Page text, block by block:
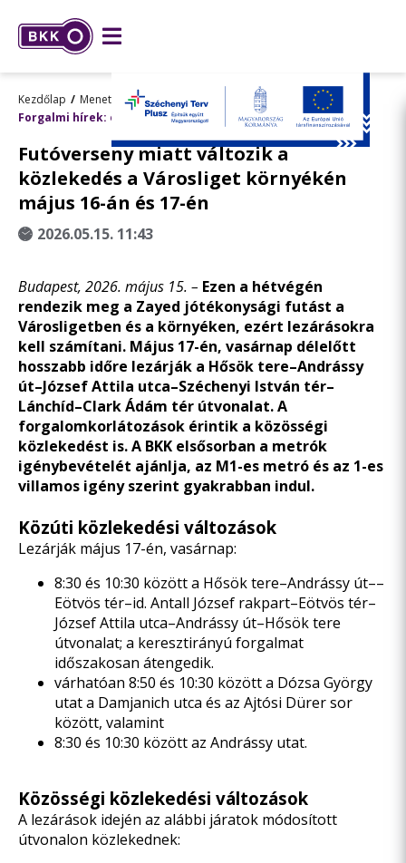
Kezdőlap
Menetrend, utazástervezés
Forgalmi hírek: előre tervezett változások
Futóverseny miatt változik a
közlekedés a Városliget környékén
május 16-án és 17-én
2026.05.15. 11:43
Budapest, 2026. május 15. – Ezen a hétvégén
rendezik meg a Zayed jótékonysági futást a
Városligetben és a környéken, ezért lezárásokra
kell számítani. Május 17-én, vasárnap délelőtt
hosszabb időre lezárják a Hősök tere–Andrássy
út–József Attila utca–Széchenyi István tér–
Lánchíd–Clark Ádám tér útvonalat. A
forgalomkorlátozások érintik a közösségi
közlekedést is.A BKK elsősorban a metrók
igénybevételét ajánlja, az M1-es metró és az 1-es
villamos igény szerint gyakrabban indul.
Közúti közlekedési változások
Lezárják május 17-én, vasárnap:
8:30 és 10:30 között a Hősök tere–Andrássy út––
Eötvös tér–id. Antall József rakpart–Eötvös tér–
József Attila utca–Andrássy út–Hősök tere
útvonalat; a keresztirányú forgalmat
időszakosan átengedik.
várhatóan 8:50 és 10:30 között a Dózsa György
utat a Damjanich utca és az Ajtósi Dürer sor
között, valamint
8:30 és 10:30 között az Andrássy utat.
Közösségi közlekedési változások
A lezárások idején az alábbi járatok módosított
útvonalon közlekednek: